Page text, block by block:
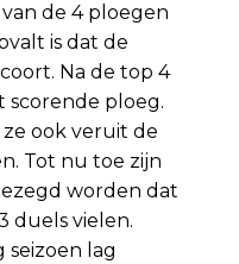
de 4 ploegen
is dat de
Na de top 4
scorende ploeg.
ook veruit de
Tot nu toe zijn
worden dat
duels vielen.
lag